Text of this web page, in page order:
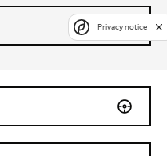
Privacy notice